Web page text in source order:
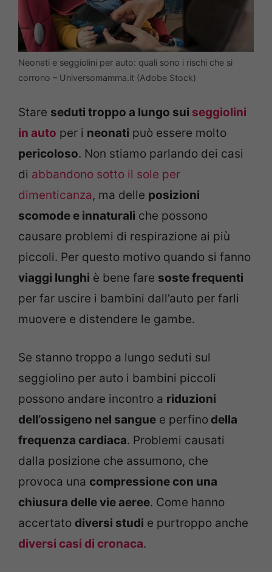
Neonati e seggiolini per auto: quali sono i rischi che si
corrono – Universomamma.it (Adobe Stock)
Stare seduti troppo a lungo sui seggiolini
in auto per i neonati può essere molto
pericoloso. Non stiamo parlando dei casi
di abbandono sotto il sole per
dimenticanza, ma delle posizioni
scomode e innaturali che possono
causare problemi di respirazione ai più
piccoli. Per questo motivo quando si fanno
viaggi lunghi è bene fare soste frequenti
per far uscire i bambini dall’auto per farli
muovere e distendere le gambe.
Se stanno troppo a lungo seduti sul
seggiolino per auto i bambini piccoli
possono andare incontro a riduzioni
dell’ossigeno nel sangue e perfino della
frequenza cardiaca. Problemi causati
dalla posizione che assumono, che
provoca una compressione con una
chiusura delle vie aeree. Come hanno
accertato diversi studi e purtroppo anche
diversi casi di cronaca.